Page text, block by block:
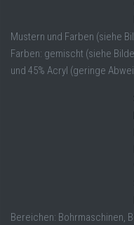
Mustern und Farben (siehe
Farben: gemischt (siehe
und 45% Acryl (geringe
Bereichen: Bohrmaschinen,